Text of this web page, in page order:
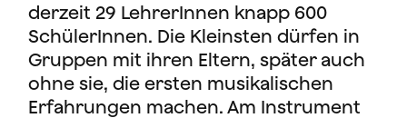
derzeit 29 LehrerInnen knapp 600
SchülerInnen. Die Kleinsten dürfen in
Gruppen mit ihren Eltern, später auch
ohne sie, die ersten musikalischen
Erfahrungen machen. Am Instrument